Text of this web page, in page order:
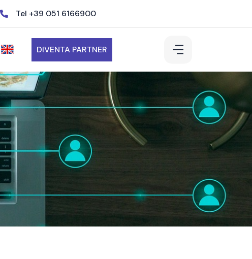
Tel +39 051 6166900
DIVENTA PARTNER